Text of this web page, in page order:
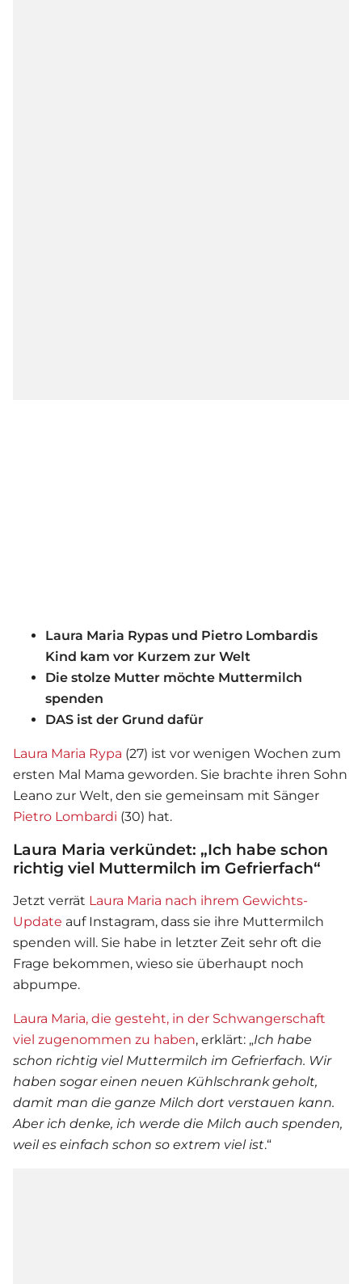
Laura Maria Rypas und Pietro Lombardis
Kind kam vor Kurzem zur Welt
Die stolze Mutter möchte Muttermilch
spenden
DAS ist der Grund dafür
Laura Maria Rypa (27) ist vor wenigen Wochen zum
ersten Mal Mama geworden. Sie brachte ihren Sohn
Leano zur Welt, den sie gemeinsam mit Sänger
Pietro Lombardi (30) hat.
Laura Maria verkündet: „Ich habe schon
richtig viel Muttermilch im Gefrierfach“
Jetzt verrät Laura Maria nach ihrem Gewichts-
Update auf Instagram, dass sie ihre Muttermilch
spenden will. Sie habe in letzter Zeit sehr oft die
Frage bekommen, wieso sie überhaupt noch
abpumpe.
Laura Maria, die gesteht, in der Schwangerschaft
viel zugenommen zu haben, erklärt: „Ich habe
schon richtig viel Muttermilch im Gefrierfach. Wir
haben sogar einen neuen Kühlschrank geholt,
damit man die ganze Milch dort verstauen kann.
Aber ich denke, ich werde die Milch auch spenden,
weil es einfach schon so extrem viel ist.“